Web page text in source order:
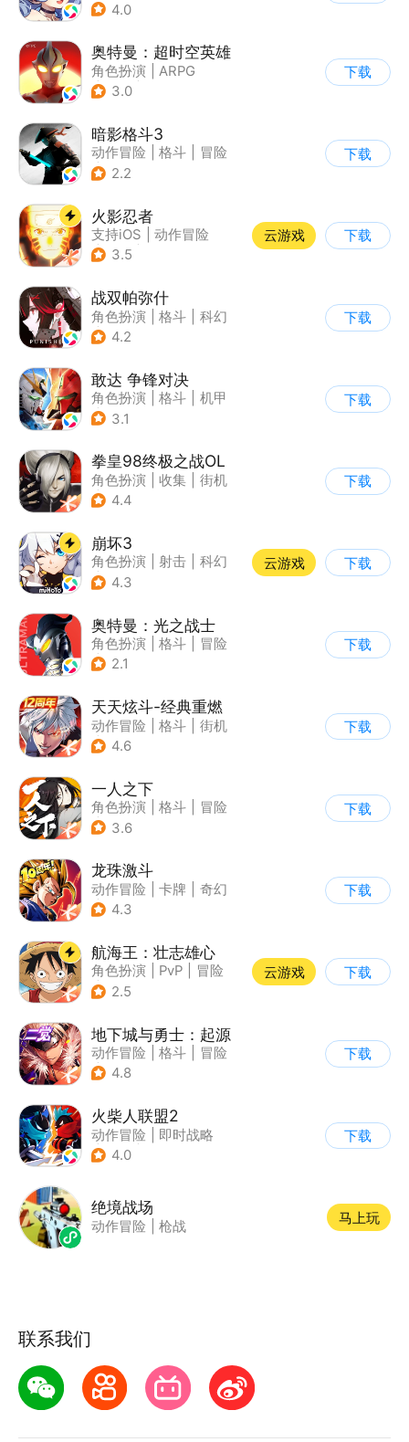
| 崩坏
4.0
奥特曼：超时空英雄
角色扮演
ARPG
| 奇幻
3.0
下载
暗影格斗3
动作冒险 格斗
冒险
| 暗夜格斗
2.2
下载
火影忍者
支持iOS
动作冒险
| 格斗
3.5
云游戏 下载
战双帕弥什
角色扮演 格斗
科幻
| 美少女
4.2
下载
敢达 争锋对决
角色扮演 格斗
机甲
| 敢达
3.1
下载
拳皇98终极之战OL
角色扮演 收集
街机
| 拳皇
4.4
下载
崩坏3
角色扮演 射击
科幻
| 崩坏
4.3
云游戏 下载
奥特曼：光之战士
角色扮演 格斗
冒险
| 童年
2.1
下载
天天炫斗-经典重燃
动作冒险 格斗
街机
| 动漫
4.6
下载
一人之下
角色扮演 格斗
冒险
| 一人之下
3.6
下载
龙珠激斗
动作冒险 卡牌
奇幻
| 龙珠
4.3
下载
航海王：壮志雄心
角色扮演 PvP
冒险
| 航海
2.5
云游戏 下载
地下城与勇士：起源
动作冒险 格斗
冒险
| 地下城与勇士
4.8
下载
火柴人联盟2
动作冒险
即时战略
| 冒险
4.0
下载
绝境战场
动作冒险 枪战
马上玩
联系我们